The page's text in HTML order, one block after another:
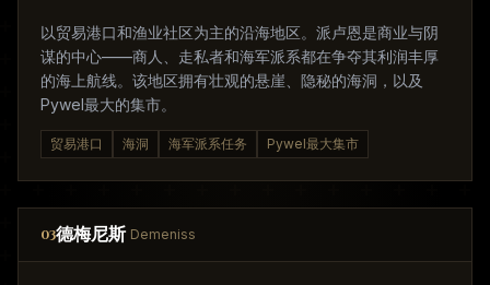
以贸易港口和渔业社区为主的沿海地区。派卢恩是商业与阴
谋的中心——商人、走私者和海军派系都在争夺其利润丰厚
的海上航线。该地区拥有壮观的悬崖、隐秘的海洞，以及
Pywel最大的集市。
贸易港口 海洞 海军派系任务 Pywel最大集市
03德梅尼斯 Demeniss